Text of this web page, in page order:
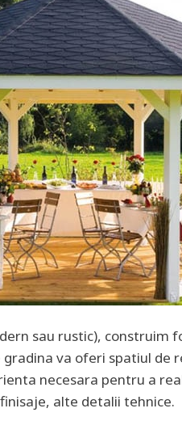
sau rustic), construim
va oferi spatiul de
necesara pentru a
alte detalii tehnice.